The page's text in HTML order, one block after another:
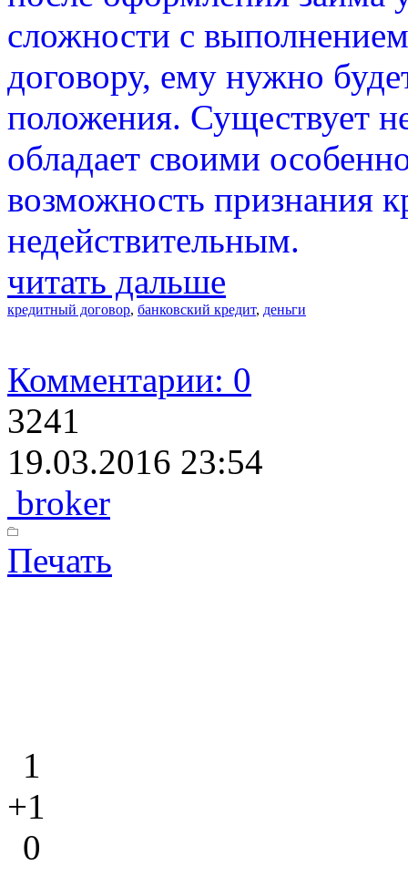
сложности с
договору, ему нужно
положения. Существует
обладает своими
возможность признания
недействительным.
читать дальше
кредитный договор, банковский кредит, деньги
Комментарии: 0
3241
19.03.2016 23:54
broker
Печать
1
+1
0